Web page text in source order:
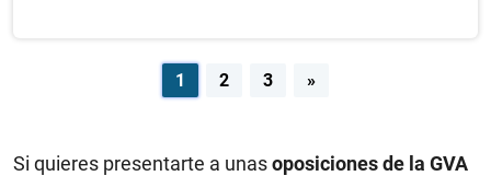
entradas
1 2 3 »
Si quieres presentarte a unasoposiciones de la GVA